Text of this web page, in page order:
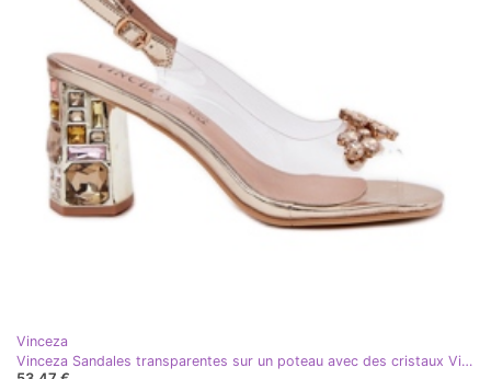
Vinceza
Vinceza Sandales transparentes sur un poteau avec des cristaux Vincez 70110 Zlotys doré